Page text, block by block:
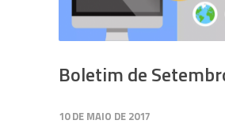
Boletim de
10 DE MAIO DE 2017